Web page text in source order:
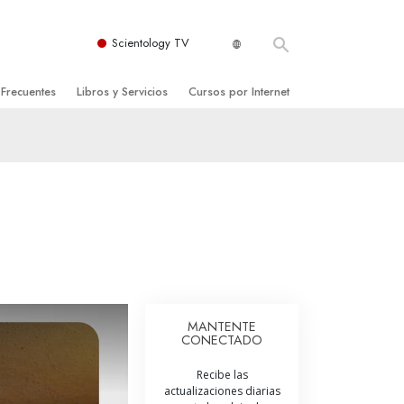
Scientology TV
de Scientology
Libros y Servicios
Introductorias
Cursos por Internet
La Integridad y la Honestidad
La Escala Tonal Emocional
MANTENTE
CONECTADO
Recibe las
actualizaciones diarias